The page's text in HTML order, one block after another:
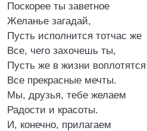
Поскорее ты заветное
Желанье загадай,
Пусть исполнится тотчас же
Все, чего захочешь ты,
Пусть же в жизни воплотятся
Все прекрасные мечты.
Мы, друзья, тебе желаем
Радости и красоты.
И, конечно, прилагаем